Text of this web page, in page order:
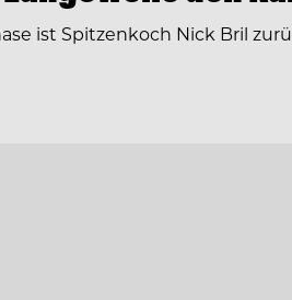
ist Spitzenkoch Nick Bril